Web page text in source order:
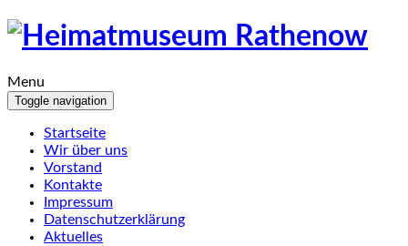
Menu
Toggle navigation
Startseite
Wir über uns
Vorstand
Kontakte
Impressum
Datenschutzerklärung
Aktuelles